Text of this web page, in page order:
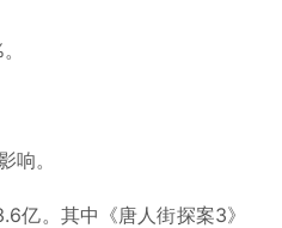
响。
亿。其中《唐人街探案3》